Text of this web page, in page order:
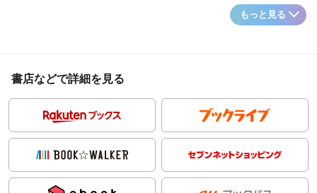
もっと見る
書店などで詳細を見る